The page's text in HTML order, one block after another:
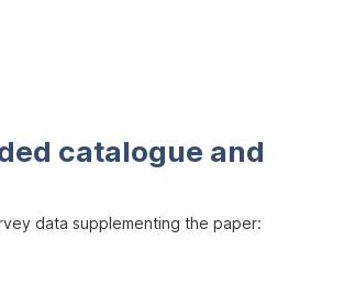
catalogue and
data supplementing the paper: